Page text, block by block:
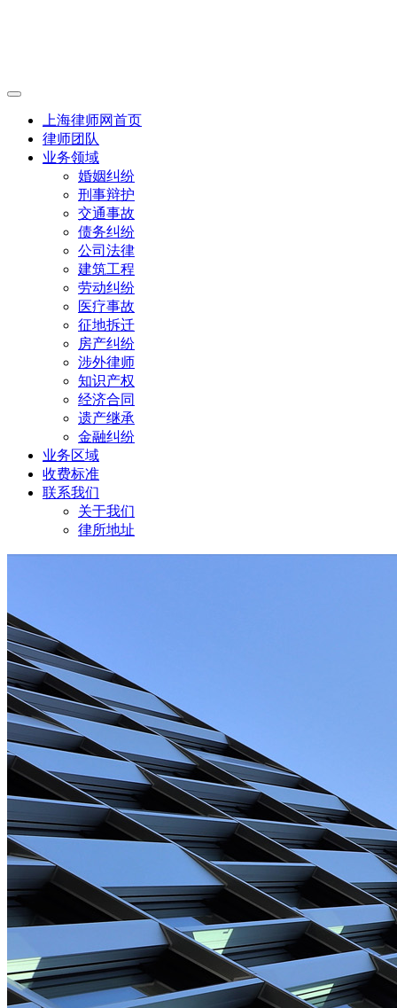
上海律师网首页
律师团队
业务领域
婚姻纠纷
刑事辩护
交通事故
债务纠纷
公司法律
建筑工程
劳动纠纷
医疗事故
征地拆迁
房产纠纷
涉外律师
知识产权
经济合同
遗产继承
金融纠纷
业务区域
收费标准
联系我们
关于我们
律所地址